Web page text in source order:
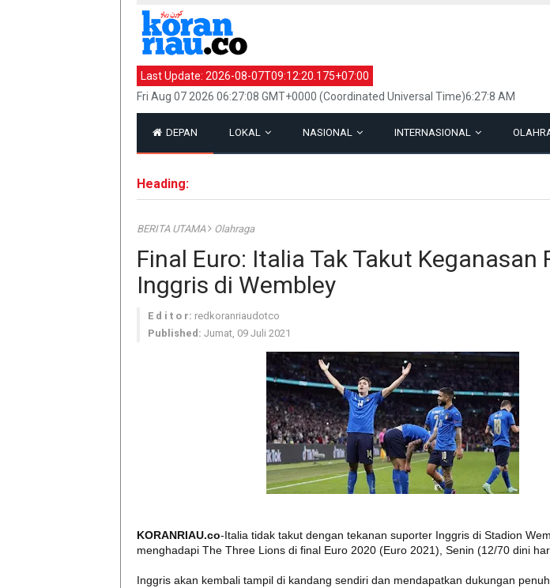
Last Update: 2026-08-07T09:12:20.175+07:00
Fri Aug 07 2026 06:27:08 GMT+0000 (Coordinated Universal Time)6:27:8 AM
DEPAN LOKAL NASIONAL INTERNASIONAL
Heading:
BERITA UTAMA Olahraga
Final Euro: Italia Tak Takut Keganasan
Inggris di Wembley
E d i t o r: redkoranriaudotco
Published: Jumat, 09 Juli 2021
KORANRIAU.co-Italia tidak takut dengan tekanan suporter Inggris di Stadion
menghadapi The Three Lions di final Euro 2020 (Euro 2021), Senin (12/70 dini
Inggris akan kembali tampil di kandang sendiri dan mendapatkan dukungan